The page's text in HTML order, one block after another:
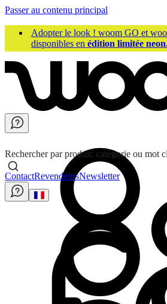
Passer au contenu principal
Adopter le look ! woom GO et
disponibles en édition limitée
Rechercher par produit, catégorie ou mot
ContactRevendeursNewsletter